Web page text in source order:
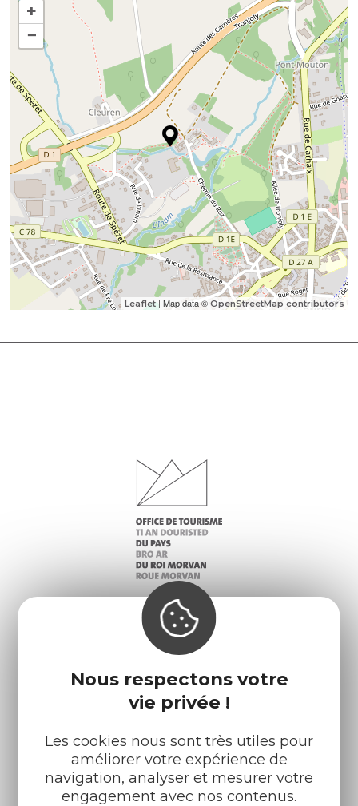
Nous respectons votre
vie privée !
Les cookies nous sont très utiles pour
améliorer votre expérience de
navigation, analyser et mesurer votre
engagement avec nos contenus.
+
−
Leaflet | Map data © OpenStreetMap contributors
Infos pratiques
Nos brochures
Météo
Retrouvez-nous sur :
Espace pro Partenaires